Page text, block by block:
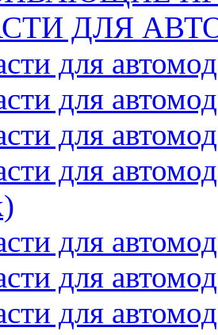
ДЛЯ
для
для
для
для
для
для
для